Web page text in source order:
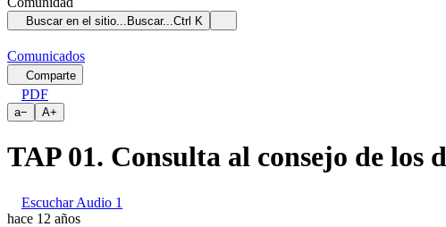
Buscar en el sitio... Buscar...Ctrl K
Comunicados
Comparte
PDF
a− A+
TAP 01. Consulta al consejo de los
Escuchar Audio 1
hace 12 años